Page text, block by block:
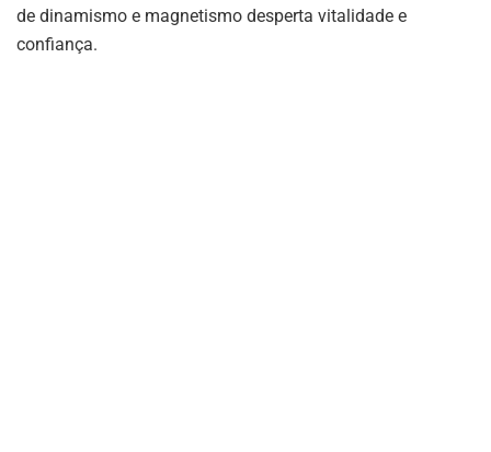
de dinamismo e magnetismo desperta vitalidade e
confiança.